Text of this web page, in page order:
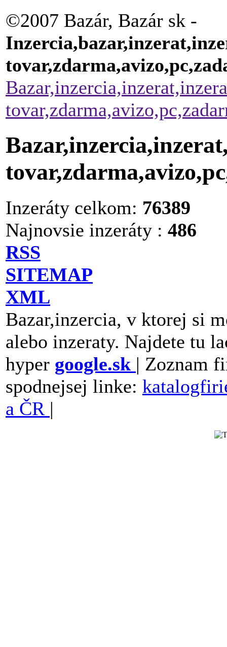
©2007 Bazár, Bazár sk -
Inzeráty celkom: 76389
Najnovsie inzeráty : 486
RSS
SITEMAP
XML
Bazar,inzercia, v ktorej si
alebo inzeraty. Najdete tu
hyper google.sk | Zoznam
spodnejsej linke:
a ČR |